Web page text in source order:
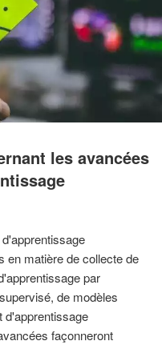
les avancées
en matière de collecte de
par
de modèles
d'apprentissage
façonneront